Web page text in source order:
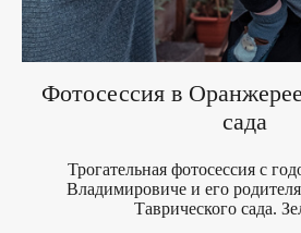
Фотосессия в
сада
Трогательная фотосессия с
Владимировиче и его
Таврического сада.